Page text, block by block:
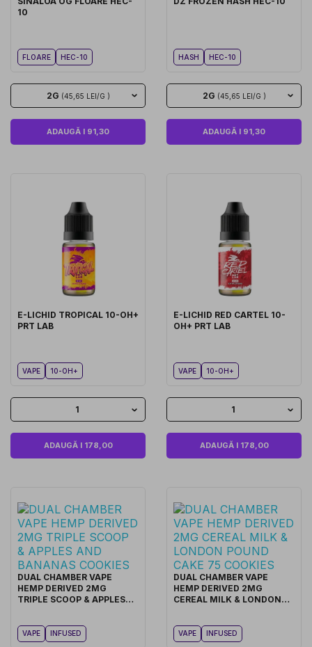
10
FLOARE HEC-10
2G (45,65 LEI/G )
ADAUGĂ I 91,30
HASH HEC-10
2G (45,65 LEI/G )
ADAUGĂ I 91,30
E-LICHID TROPICAL 10-OH+
PRT LAB
VAPE 10-OH+
1
ADAUGĂ I 178,00
E-LICHID RED CARTEL 10-
OH+ PRT LAB
VAPE 10-OH+
1
ADAUGĂ I 178,00
DUAL CHAMBER VAPE
HEMP DERIVED 2MG
TRIPLE SCOOP & APPLES
VAPE INFUSED
DUAL CHAMBER VAPE
HEMP DERIVED 2MG
CEREAL MILK & LONDON
VAPE INFUSED